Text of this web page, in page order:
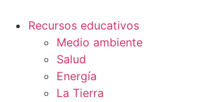
contenido
Recursos educativos
Medio ambiente
Salud
Energía
La Tierra